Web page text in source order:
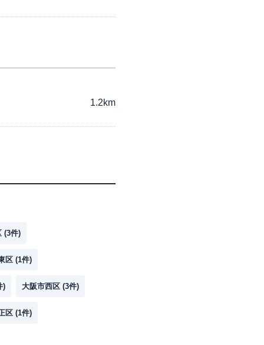
1.2km
(3件)
区 (1件)
) 大阪市西区 (3件)
区 (1件)